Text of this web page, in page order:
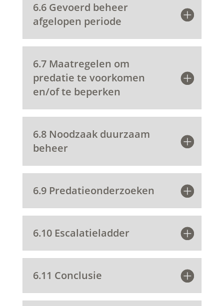
6.6 Gevoerd beheer
afgelopen periode
6.7 Maatregelen om
predatie te voorkomen
en/of te beperken
6.8 Noodzaak duurzaam
beheer
6.9 Predatieonderzoeken
6.10 Escalatieladder
6.11 Conclusie